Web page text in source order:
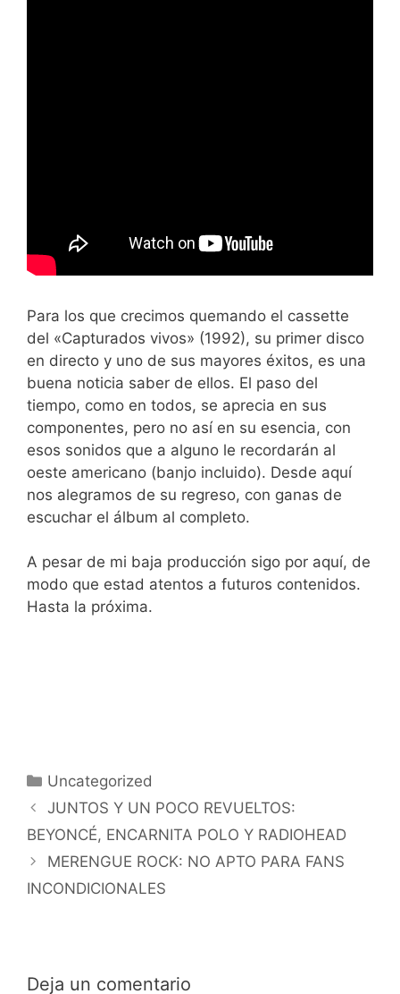
Para los que crecimos quemando el cassette
del «Capturados vivos» (1992), su primer disco
en directo y uno de sus mayores éxitos, es una
buena noticia saber de ellos. El paso del
tiempo, como en todos, se aprecia en sus
componentes, pero no así en su esencia, con
esos sonidos que a alguno le recordarán al
oeste americano (banjo incluido). Desde aquí
nos alegramos de su regreso, con ganas de
escuchar el álbum al completo.
A pesar de mi baja producción sigo por aquí, de
modo que estad atentos a futuros contenidos.
Hasta la próxima.
Categorías
Uncategorized
JUNTOS Y UN POCO REVUELTOS:
BEYONCÉ, ENCARNITA POLO Y RADIOHEAD
MERENGUE ROCK: NO APTO PARA FANS
INCONDICIONALES
Deja un comentario